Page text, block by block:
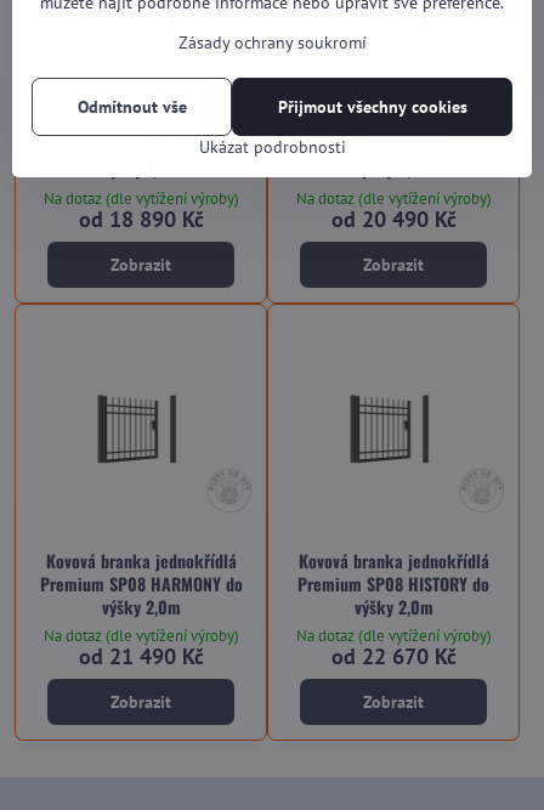
Kovová branka jednokřídlá
Premium SP08 HISTORY do
Na dotaz (dle vytížení výroby)
od 18 890 Kč
Zobrazit
Kovová branka jednokřídlá
Premium SP08 SINGLE do
Na dotaz (dle vytížení výroby)
od 20 490 Kč
Zobrazit
Kovová branka jednokřídlá
Premium SP08 HARMONY do
výšky 2,0m
Na dotaz (dle vytížení výroby)
od 21 490 Kč
Zobrazit
Kovová branka jednokřídlá
Premium SP08 HISTORY do
výšky 2,0m
Na dotaz (dle vytížení výroby)
od 22 670 Kč
Zobrazit
Zásady ochrany soukromí
Ukázat podrobnosti
Přijmout všechny cookies
Odmítnout vše